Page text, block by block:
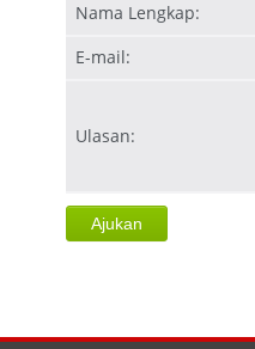
Nama Lengkap:
E-mail:
Ulasan: